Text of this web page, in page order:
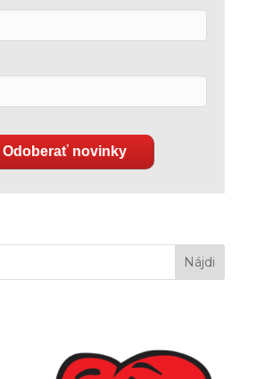
Odoberať novinky